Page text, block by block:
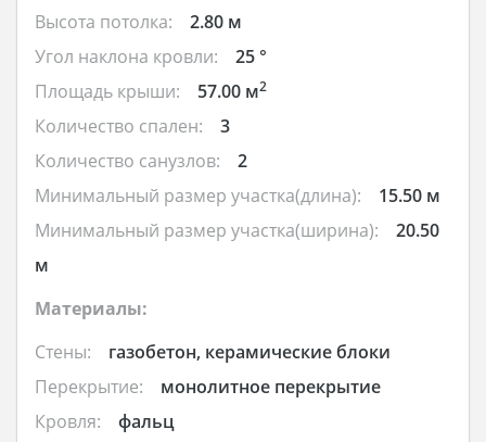
Высота потолка:
2.80 м
Угол наклона кровли:
25 °
Площадь крыши:
57.00 м2
Количество спален:
3
Количество санузлов:
2
Минимальный размер участка(длина):
15.50 м
Минимальный размер участка(ширина):
20.50
м
Материалы:
Стены:
газобетон, керамические блоки
Перекрытие:
монолитное перекрытие
Кровля:
фальц